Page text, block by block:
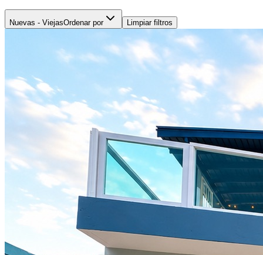
Nuevas - ViejasOrdenar por Limpiar filtros